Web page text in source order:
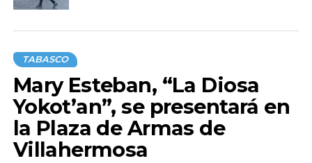
TABASCO
Mary Esteban, “La Diosa
Yokot’an”, se presentará en
la Plaza de Armas de
Villahermosa